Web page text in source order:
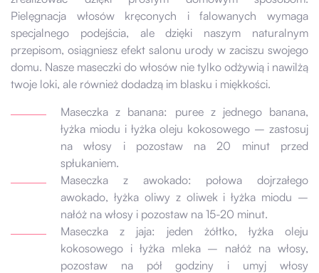
Pielęgnacja włosów kręconych i falowanych wymaga
specjalnego podejścia, ale dzięki naszym naturalnym
przepisom, osiągniesz efekt salonu urody w zaciszu swojego
domu. Nasze maseczki do włosów nie tylko odżywią i nawilżą
twoje loki, ale również dodadzą im blasku i miękkości.
Maseczka z banana: puree z jednego banana,
łyżka miodu i łyżka oleju kokosowego – zastosuj
na włosy i pozostaw na 20 minut przed
spłukaniem.
Maseczka z awokado: połowa dojrzałego
awokado, łyżka oliwy z oliwek i łyżka miodu –
nałóż na włosy i pozostaw na 15-20 minut.
Maseczka z jaja: jeden żółtko, łyżka oleju
kokosowego i łyżka mleka – nałóż na włosy,
pozostaw na pół godziny i umyj włosy